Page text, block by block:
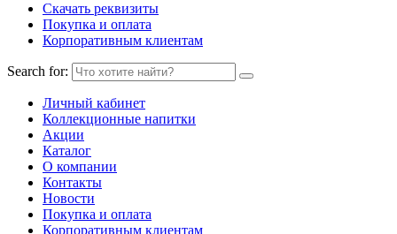
Скачать реквизиты
Покупка и оплата
Корпоративным клиентам
Search for:
Личный кабинет
Коллекционные напитки
Акции
Каталог
О компании
Контакты
Новости
Покупка и оплата
Корпоративным клиентам